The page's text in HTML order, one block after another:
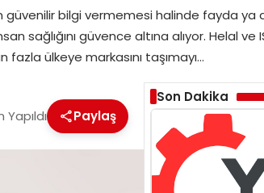
bilgi vermemesi halinde fayda ya
güvence altına alıyor. Helal ve
ülkeye markasını taşımayı…
Paylaş
Son Dakika